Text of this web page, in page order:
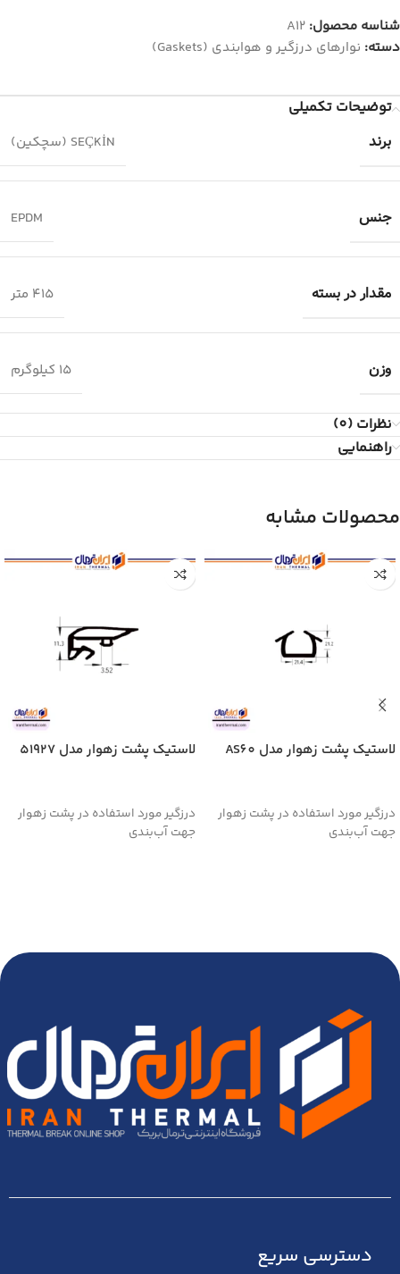
شناسه محصول: A12
دسته: نوارهای درزگیر و هوابندی (Gaskets)
توضیحات تکمیلی
برند
SEÇKİN (سچکین)
جنس EPDM
مقدار در بسته ۴۱۵ متر
وزن ۱۵ کیلوگرم
نظرات (0)
راهنمایی
محصولات مشابه
لاستیک پشت زهوار مدل AS60
درزگیر مورد استفاده در پشت زهوار
جهت آب‌بندی
لاستیک پشت زهوار مدل 51927
درزگیر مورد استفاده در پشت زهوار
جهت آب‌بندی
دسترسی سریع